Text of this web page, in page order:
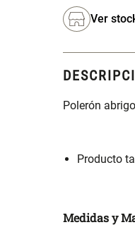
Ver
Polerón
Producto
Medidas y